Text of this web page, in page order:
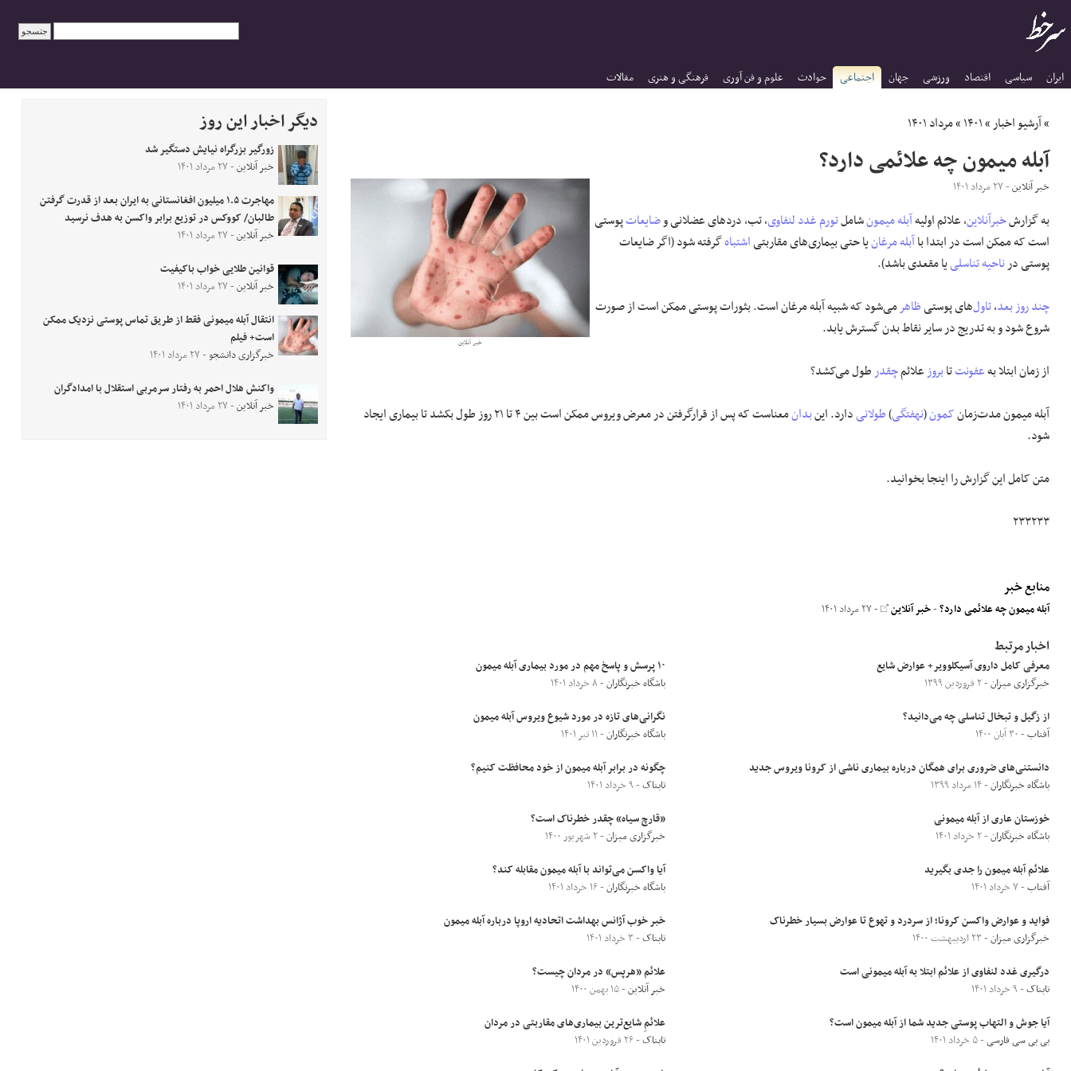
ایران سیاسی اقتصاد ورزشی جهان اجتماعی حوادث علوم و فن آوری فرهنگی و هنری مقالات
»آرشیو اخبار»۱۴۰۱»مرداد ۱۴۰۱
آبله میمون چه علائمی دارد؟
خبر آنلاین
خبر آنلاین- ۲۷ مرداد ۱۴۰۱
به گزارشخبرآنلاین، علائم اولیهآبله میمونشاملتورمغدد لنفاوی، تب، دردهای عضلانی وضایعاتپوستی
است که ممکن است در ابتدا باآبله مرغانیا حتی بیماری‌های مقاربتیاشتباهگرفته شود (اگر ضایعات
پوستی درناحیهتناسلییا مقعدی باشد).
چند روز بعد،تاول‌های پوستیظاهرمی‌شود که شبیه آبله مرغان است. بثورات پوستی ممکن است از صورت
شروع شود و به تدریج در سایر نقاط بدن گسترش یابد.
از زمان ابتلا بهعفونتتابروزعلائمچقدرطول می‌کشد؟
آبله میمون مدت‌زمانکمون(نهفتگی)طولانیدارد. اینبدان
معناست که پس از قرارگرفتن در معرض ویروس ممکن است بین ۴ تا ۲۱ روز طول بکشد تا بیماری ایجاد
شود.
متن کامل این گزارش را اینجا بخوانید.
۲۳۳۲۳۳
منابع خبر
آبله میمون چه علائمی دارد؟-خبر آنلاین - ۲۷ مرداد ۱۴۰۱
اخبار مرتبط
معرفی کامل داروی آسیکلوویر+ عوارض شایع
خبرگزاری میزان- ۲ فروردین ۱۳۹۹
از زگیل و تبخال تناسلی چه می‌دانید؟
آفتاب- ۳۰ آبان ۱۴۰۰
دانستنی‌های ضروری برای همگان درباره بیماری ناشی از کرونا ویروس جدید
باشگاه خبرنگاران- ۱۴ مرداد ۱۳۹۹
خوزستان عاری از آبله میمونی
باشگاه خبرنگاران- ۲ خرداد ۱۴۰۱
علائم آبله میمون را جدی بگیرید
آفتاب- ۷ خرداد ۱۴۰۱
فواید و عوارض واکسن‌ کرونا؛ از سردرد و تهوع تا عوارض بسیار خطرناک
خبرگزاری میزان- ۲۳ اردیبهشت ۱۴۰۰
درگیری غدد لنفاوی از علائم ابتلا به آبله میمونی است
تابناک- ۹ خرداد ۱۴۰۱
آیا جوش و التهاب پوستی جدید شما از آبله میمون است؟
بی بی سی فارسی- ۵ خرداد ۱۴۰۱
۱۰ پرسش و پاسخ مهم در مورد بیماری آبله میمون
باشگاه خبرنگاران- ۸ خرداد ۱۴۰۱
نگرانی‌های تازه در مورد شیوع ویروس آبله میمون
باشگاه خبرنگاران- ۱۱ تیر ۱۴۰۱
چگونه در برابر آبله میمون از خود محافظت کنیم؟
تابناک- ۹ خرداد ۱۴۰۱
«قارچ سیاه» چقدر خطرناک است؟
خبرگزاری میزان- ۲ شهریور ۱۴۰۰
آیا واکسن می‌تواند با آبله میمون مقابله کند؟
باشگاه خبرنگاران- ۱۶ خرداد ۱۴۰۱
خبر خوب آژانس بهداشت اتحادیه اروپا درباره آبله میمون
تابناک- ۳ خرداد ۱۴۰۱
علائم «هرپس» در مردان چیست؟
خبر آنلاین- ۱۵ بهمن ۱۴۰۰
علائمِ شایع‌ترین بیماری‌های مقاربتی در مردان
تابناک- ۲۶ فروردین ۱۴۰۱
دیگر اخبار این روز
زورگیر بزرگراه نیایش دستگیر شد
خبر آنلاین- ۲۷ مرداد ۱۴۰۱
مهاجرت ۱.۵ میلیون افغانستانی به ایران بعد از قدرت گرفتن
طالبان/ کووکس در توزیع برابر واکسن به هدف نرسید
خبر آنلاین- ۲۷ مرداد ۱۴۰۱
قوانین طلایی خواب باکیفیت
خبر آنلاین- ۲۷ مرداد ۱۴۰۱
انتقال آبله میمونی فقط از طریق تماس پوستی نزدیک ممکن
است+ فیلم
خبرگزاری دانشجو- ۲۷ مرداد ۱۴۰۱
واکنش هلال احمر به رفتار سرمربی استقلال با امدادگران
خبر آنلاین- ۲۷ مرداد ۱۴۰۱